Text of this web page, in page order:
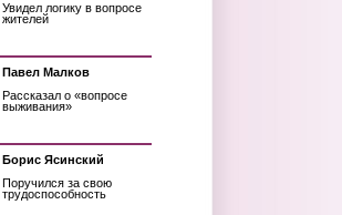
Увидел логику в вопросе
жителей
Павел Малков
Рассказал о «вопросе
выживания»
Борис Ясинский
Поручился за свою
трудоспособность